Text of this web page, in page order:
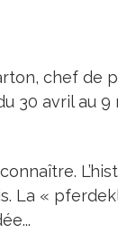
chef de
30 avril au 9
La «